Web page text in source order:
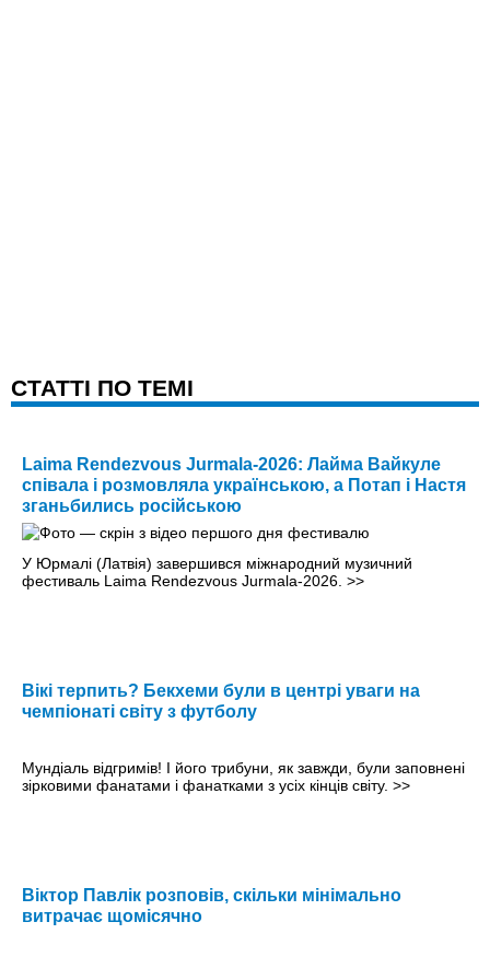
CТАТТІ ПО ТЕМІ
Laima Rendezvous Jurmala-2026: Лайма Вайкуле
співала і розмовляла українською, а Потап і Настя
зганьбились російською
У Юрмалі (Латвія) завершився міжнародний музичний
фестиваль Laima Rendezvous Jurmala-2026. >>
Вікі терпить? Бекхеми були в центрі уваги на
чемпіонаті світу з футболу
Мундіаль відгримів! І його трибуни, як завжди, були заповнені
зірковими фанатами і фанатками з усіх кінців світу. >>
Віктор Павлік розповів, скільки мінімально
витрачає щомісячно